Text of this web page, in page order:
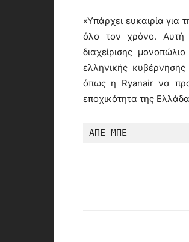
«Υπάρχει ευκαιρία για
όλο τον χρόνο. Αυτή
διαχείρισης
ελληνικής
όπως η Ryanair να
εποχικότητα της
ΑΠΕ-ΜΠΕ